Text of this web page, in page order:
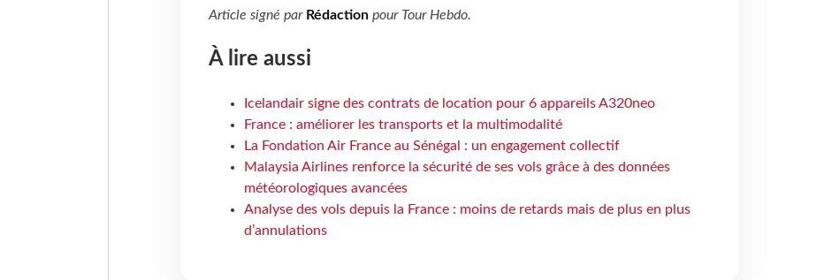
Article signé par Rédactionpour Tour Hebdo.
À lire aussi
Icelandair signe des contrats de location pour 6 appareils A320neo
France : améliorer les transports et la multimodalité
La Fondation Air France au Sénégal : un engagement collectif
Malaysia Airlines renforce la sécurité de ses vols grâce à des données
météorologiques avancées
Analyse des vols depuis la France : moins de retards mais de plus en plus
d’annulations